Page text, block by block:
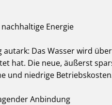
Energie
autark: Das Wasser wird
hat. Die neue, äußerst
und niedrige
Anbindung